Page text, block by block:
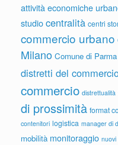
attività economiche
studiocentralità centri
commercio urbano
Milano Comune di Parma
distretti del
commercio distrettualità
di prossimità format
contenitori logistica manager di
mobilità monitoraggio